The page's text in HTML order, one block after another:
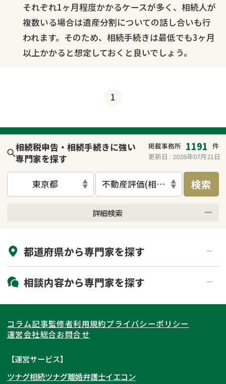
それぞれ1ヶ月程度かかるケースが多く、相続人が
複数いる場合は遺産分割についての話し合いも行
われます。そのため、相続手続きは最低でも3ヶ月
以上かかると想定しておくと良いでしょう。
1
相続税申告・相続手続きに強い
専門家を探す
掲載事務所 1191 件
更新日 : 2026年07月21日
東京都 不動産評価(相続不動産)検索
詳細検索
初回相談無料
土日祝の相談可能
都道府県から専門家を探す
北海道・東北
北海道 青森県
岩手県 宮城県
秋田県
関東
東京都 神奈川県
埼玉県
東海
愛知県
関西
相談内容から専門家を探す
相続登記
遺産分割
相続手続き
コラム記事監修者利用規約プライバシーポリシー
運営会社総合お問合せ
【運営サービス】
ツナグ相続ツナグ離婚弁護士イエコン